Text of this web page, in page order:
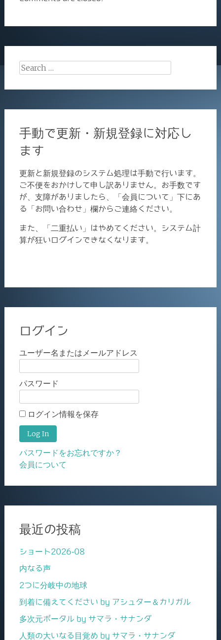
Search
手動で更新・新規登録に対応し
ます
更新と新規登録のシステム処理は手動で行います。
ご不便をおかけして申し訳ありません。お手数です
が、支障がありましたら、「会員について」下にあ
る「お問い合わせ」欄からご連絡ください。
また、「二重払い」はやめてください。システム計
算が狂いログインできなくなります。
ログイン
ユーザー名またはメールアドレス
パスワード
ログイン情報を保存
パスワードをお忘れですか？
会員について
最近の投稿
ショート2026-08
内なる声
2つに分岐中の地球
到着に備えてください by アシュター＆カリガル
多次元ポータル by サマラ・サナンダ
人類の大いなる目覚め by サマラ・サナンダ